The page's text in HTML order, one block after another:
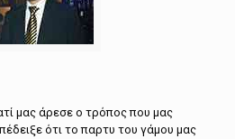
μας άρεσε ο τρόπος που μας
ότι το παρτυ του γάμου μας